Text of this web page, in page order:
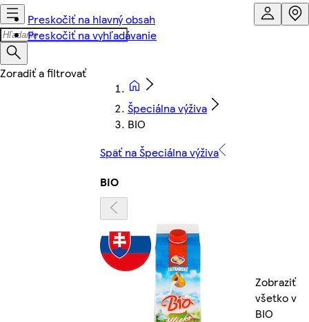
Preskočiť na hlavný obsah
Preskočiť na vyhľadávanie
Špeciálna výživa
BIO
Späť na Špeciálna výživa
BIO
Zobraziť
všetko v
BIO